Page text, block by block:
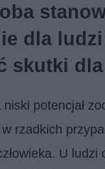
dla
skutki
potencjał
rzadkich
U ludzi